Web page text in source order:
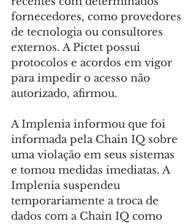
fornecedores, como provedores
de tecnologia ou consultores
externos. A Pictet possui
protocolos e acordos em vigor
para impedir o acesso não
autorizado, afirmou.
A Implenia informou que foi
informada pela Chain IQ sobre
uma violação em seus sistemas
e tomou medidas imediatas. A
Implenia suspendeu
temporariamente a troca de
dados com a Chain IQ como